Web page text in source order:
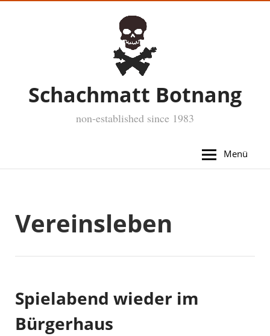
Schachmatt Botnang
non-established since 1983
Menü
Vereinsleben
Spielabend wieder im
Bürgerhaus